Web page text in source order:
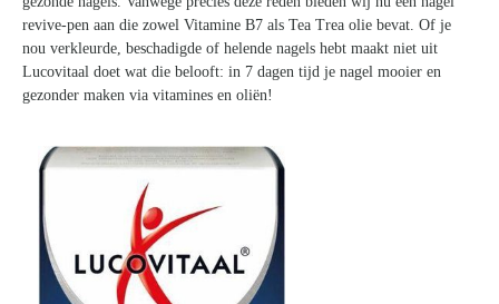
revive-pen aan die zowel Vitamine B7 als Tea Trea olie bevat. Of je
nou verkleurde, beschadigde of helende nagels hebt maakt niet uit
Lucovitaal doet wat die belooft: in 7 dagen tijd je nagel mooier en
gezonder maken via vitamines en oliën!